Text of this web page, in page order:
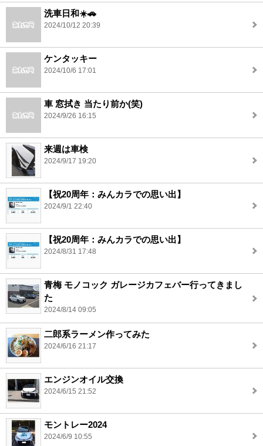
洗車日和☀️🚗
2024/10/12 20:39
ケンタッキー
2024/10/6 17:01
車 窓拭き 当たり前か(笑)
2024/9/26 16:15
来週は車検
2024/9/17 19:20
【祝20周年：みんカラでの思い出】
2024/9/1 22:40
【祝20周年：みんカラでの思い出】
2024/8/31 17:48
青梅 モノコック ガレージカフェバー行ってきまし
た
2024/8/14 09:05
二郎系ラーメン作ってみた
2024/6/16 21:17
エンジンオイル交換
2024/6/15 21:52
モントレー2024
2024/6/9 10:55